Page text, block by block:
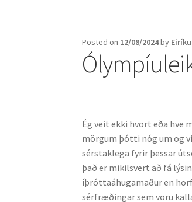
Posted on 12/08/2024by
Ég veit ekki hvort eða hve
mörgum þótti nóg um og
sérstaklega fyrir þessar
það er mikilsvert að fá
íþróttaáhugamaður en
sérfræðingar sem voru